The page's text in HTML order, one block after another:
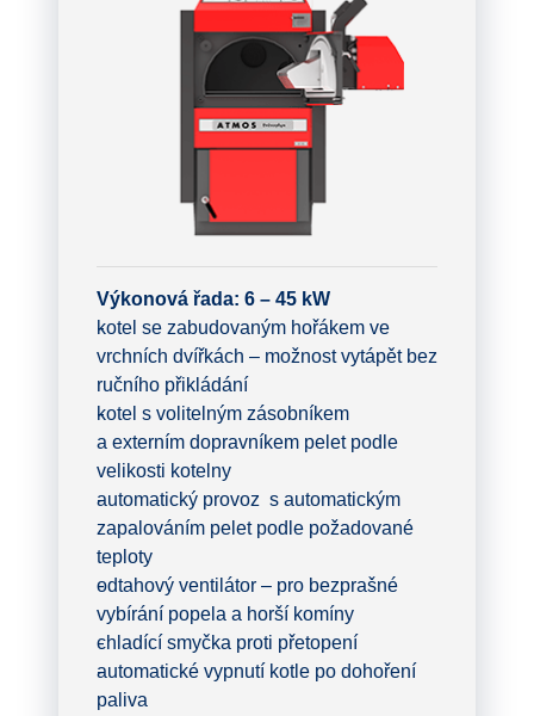
Výkonová řada: 6 – 45 kW
kotel se zabudovaným hořákem ve
vrchních dvířkách – možnost vytápět bez
ručního přikládání
kotel s volitelným zásobníkem
a externím dopravníkem pelet podle
velikosti kotelny
automatický provoz s automatickým
zapalováním pelet podle požadované
teploty
odtahový ventilátor – pro bezprašné
vybírání popela a horší komíny
chladící smyčka proti přetopení
automatické vypnutí kotle po dohoření
paliva